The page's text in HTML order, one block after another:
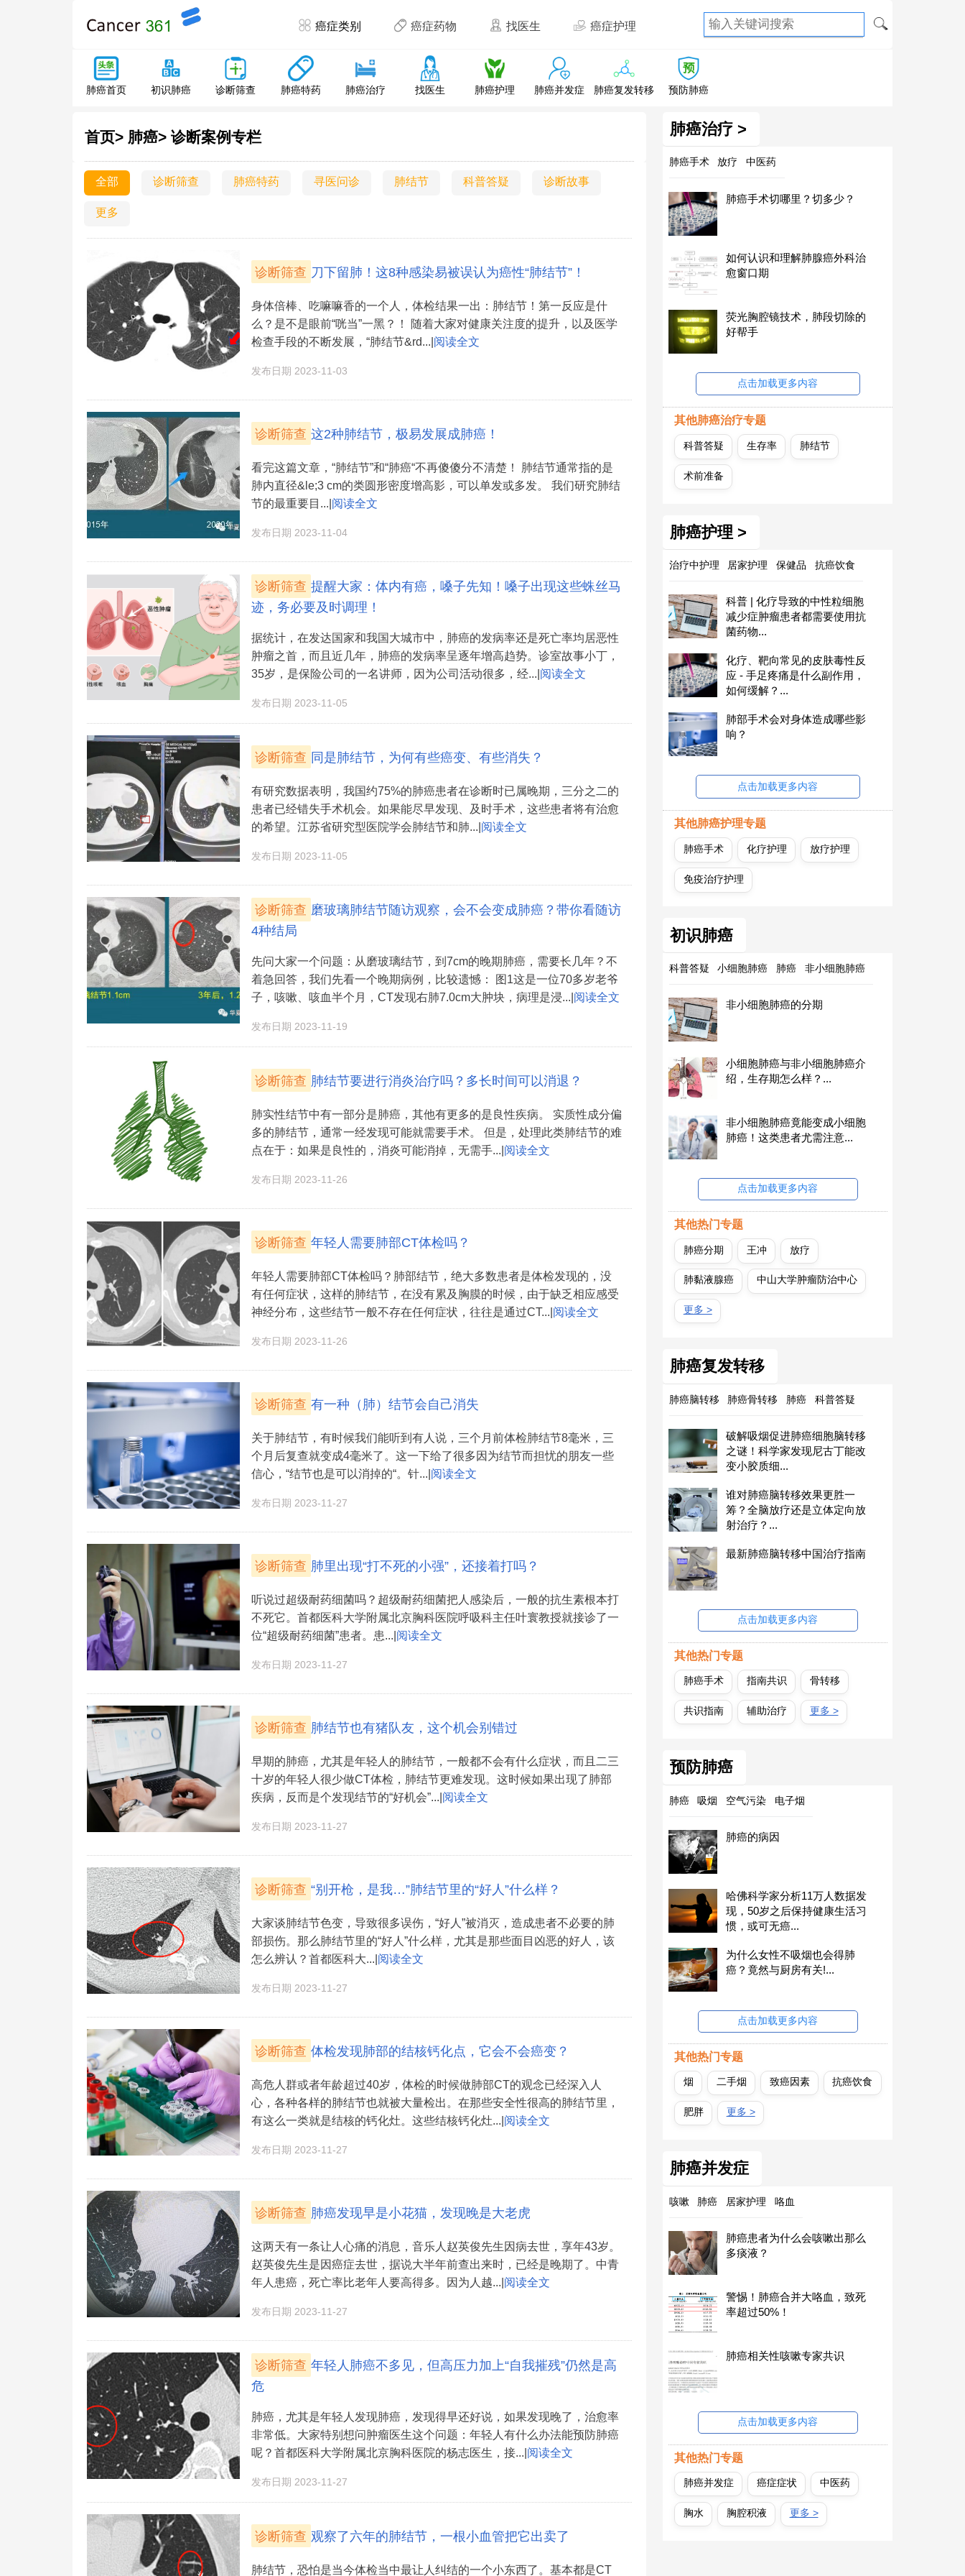
癌症类别 癌症药物 找医生 癌症护理
肺癌首页 初识肺癌 诊断筛查 肺癌特药 肺癌治疗 找医生 肺癌护理 肺癌并发症 肺癌复发转移 预防肺癌
首页> 肺癌> 诊断案例专栏
全部 诊断筛查 肺癌特药 寻医问诊 肺结节 科普答疑 诊断故事
更多
诊断筛查 刀下留肺！这8种感染易被误认为癌性“肺结节”！
身体倍棒、吃嘛嘛香的一个人，体检结果一出：肺结节！第一反应是什
么？是不是眼前“咣当”一黑？！ 随着大家对健康关注度的提升，以及医学
检查手段的不断发展，“肺结节&rd...| 阅读全文
发布日期 2023-11-03
诊断筛查 这2种肺结节，极易发展成肺癌！
看完这篇文章，“肺结节”和“肺癌“不再傻傻分不清楚！ 肺结节通常指的是
肺内直径&le;3 cm的类圆形密度增高影，可以单发或多发。 我们研究肺结
节的最重要目...| 阅读全文
发布日期 2023-11-04
诊断筛查 提醒大家：体内有癌，嗓子先知！嗓子出现这些蛛丝马
迹，务必要及时调理！
据统计，在发达国家和我国大城市中，肺癌的发病率还是死亡率均居恶性
肿瘤之首，而且近几年，肺癌的发病率呈逐年增高趋势。诊室故事小丁，
35岁，是保险公司的一名讲师，因为公司活动很多，经...| 阅读全文
发布日期 2023-11-05
诊断筛查 同是肺结节，为何有些癌变、有些消失？
有研究数据表明，我国约75%的肺癌患者在诊断时已属晚期，三分之二的
患者已经错失手术机会。如果能尽早发现、及时手术，这些患者将有治愈
的希望。江苏省研究型医院学会肺结节和肺...| 阅读全文
发布日期 2023-11-05
诊断筛查 磨玻璃肺结节随访观察，会不会变成肺癌？带你看随访
4种结局
先问大家一个问题：从磨玻璃结节，到7cm的晚期肺癌，需要长几年？不
着急回答，我们先看一个晚期病例，比较遗憾： 图1这是一位70多岁老爷
子，咳嗽、咳血半个月，CT发现右肺7.0cm大肿块，病理是浸...| 阅读全文
发布日期 2023-11-19
诊断筛查 肺结节要进行消炎治疗吗？多长时间可以消退？
肺实性结节中有一部分是肺癌，其他有更多的是良性疾病。 实质性成分偏
多的肺结节，通常一经发现可能就需要手术。 但是，处理此类肺结节的难
点在于：如果是良性的，消炎可能消掉，无需手...| 阅读全文
发布日期 2023-11-26
诊断筛查 年轻人需要肺部CT体检吗？
年轻人需要肺部CT体检吗？肺部结节，绝大多数患者是体检发现的，没
有任何症状，这样的肺结节，在没有累及胸膜的时候，由于缺乏相应感受
神经分布，这些结节一般不存在任何症状，往往是通过CT...| 阅读全文
发布日期 2023-11-26
诊断筛查 有一种（肺）结节会自己消失
关于肺结节，有时候我们能听到有人说，三个月前体检肺结节8毫米，三
个月后复查就变成4毫米了。这一下给了很多因为结节而担忧的朋友一些
信心，“结节也是可以消掉的“。针...| 阅读全文
发布日期 2023-11-27
诊断筛查 肺里出现“打不死的小强”，还接着打吗？
听说过超级耐药细菌吗？超级耐药细菌把人感染后，一般的抗生素根本打
不死它。首都医科大学附属北京胸科医院呼吸科主任叶寰教授就接诊了一
位“超级耐药细菌”患者。患...| 阅读全文
发布日期 2023-11-27
诊断筛查 肺结节也有猪队友，这个机会别错过
早期的肺癌，尤其是年轻人的肺结节，一般都不会有什么症状，而且二三
十岁的年轻人很少做CT体检，肺结节更难发现。这时候如果出现了肺部
疾病，反而是个发现结节的“好机会”...| 阅读全文
发布日期 2023-11-27
诊断筛查 “别开枪，是我…”肺结节里的“好人”什么样？
大家谈肺结节色变，导致很多误伤，“好人”被消灭，造成患者不必要的肺
部损伤。那么肺结节里的“好人”什么样，尤其是那些面目凶恶的好人，该
怎么辨认？首都医科大...| 阅读全文
发布日期 2023-11-27
诊断筛查 体检发现肺部的结核钙化点，它会不会癌变？
高危人群或者年龄超过40岁，体检的时候做肺部CT的观念已经深入人
心，各种各样的肺结节也就被大量检出。在那些安全性很高的肺结节里，
有这么一类就是结核的钙化灶。这些结核钙化灶...| 阅读全文
发布日期 2023-11-27
诊断筛查 肺癌发现早是小花猫，发现晚是大老虎
这两天有一条让人心痛的消息，音乐人赵英俊先生因病去世，享年43岁。
赵英俊先生是因癌症去世，据说大半年前查出来时，已经是晚期了。中青
年人患癌，死亡率比老年人要高得多。因为人越...| 阅读全文
发布日期 2023-11-27
诊断筛查 年轻人肺癌不多见，但高压力加上“自我摧残”仍然是高
危
肺癌，尤其是年轻人发现肺癌，发现得早还好说，如果发现晚了，治愈率
非常低。大家特别想问肿瘤医生这个问题：年轻人有什么办法能预防肺癌
呢？首都医科大学附属北京胸科医院的杨志医生，接...| 阅读全文
发布日期 2023-11-27
诊断筛查 观察了六年的肺结节，一根小血管把它出卖了
肺结节，恐怕是当今体检当中最让人纠结的一个小东西了。基本都是CT
肺癌治疗 >
肺癌手术 放疗 中医药
肺癌手术切哪里？切多少？
如何认识和理解肺腺癌外科治
愈窗口期
荧光胸腔镜技术，肺段切除的
好帮手
点击加载更多内容
其他肺癌治疗专题
科普答疑 生存率 肺结节
术前准备
肺癌护理 >
治疗中护理 居家护理 保健品 抗癌饮食
科普 | 化疗导致的中性粒细胞
减少症肿瘤患者都需要使用抗
菌药物...
化疗、靶向常见的皮肤毒性反
应 - 手足疼痛是什么副作用，
如何缓解？...
肺部手术会对身体造成哪些影
响？
点击加载更多内容
其他肺癌护理专题
肺癌手术 化疗护理 放疗护理
免疫治疗护理
初识肺癌
科普答疑 小细胞肺癌 肺癌 非小细胞肺癌
非小细胞肺癌的分期
小细胞肺癌与非小细胞肺癌介
绍，生存期怎么样？...
非小细胞肺癌竟能变成小细胞
肺癌！这类患者尤需注意...
点击加载更多内容
其他热门专题
肺癌分期 王冲 放疗
肺黏液腺癌 中山大学肿瘤防治中心
更多 >
肺癌复发转移
肺癌脑转移 肺癌骨转移 肺癌 科普答疑
破解吸烟促进肺癌细胞脑转移
之谜！科学家发现尼古丁能改
变小胶质细...
谁对肺癌脑转移效果更胜一
筹？全脑放疗还是立体定向放
射治疗？...
最新肺癌脑转移中国治疗指南
点击加载更多内容
其他热门专题
肺癌手术 指南共识 骨转移
共识指南 辅助治疗 更多 >
预防肺癌
肺癌 吸烟 空气污染 电子烟
肺癌的病因
哈佛科学家分析11万人数据发
现，50岁之后保持健康生活习
惯，或可无癌...
为什么女性不吸烟也会得肺
癌？竟然与厨房有关!...
点击加载更多内容
其他热门专题
烟 二手烟 致癌因素 抗癌饮食
肥胖 更多 >
肺癌并发症
咳嗽 肺癌 居家护理 咯血
肺癌患者为什么会咳嗽出那么
多痰液？
警惕！肺癌合并大咯血，致死
率超过50%！
肺癌相关性咳嗽专家共识
点击加载更多内容
其他热门专题
肺癌并发症 癌症症状 中医药
胸水 胸腔积液 更多 >